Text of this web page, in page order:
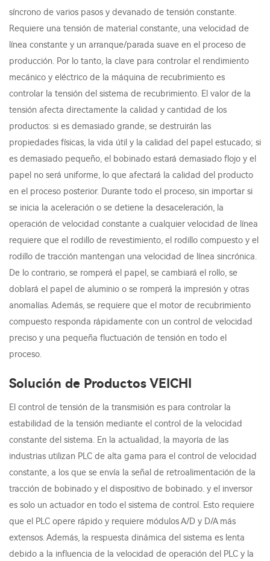
síncrono de varios pasos y devanado de tensión constante.
Requiere una tensión de material constante, una velocidad de
línea constante y un arranque/parada suave en el proceso de
producción. Por lo tanto, la clave para controlar el rendimiento
mecánico y eléctrico de la máquina de recubrimiento es
controlar la tensión del sistema de recubrimiento. El valor de la
tensión afecta directamente la calidad y cantidad de los
productos: si es demasiado grande, se destruirán las
propiedades físicas, la vida útil y la calidad del papel estucado; si
es demasiado pequeño, el bobinado estará demasiado flojo y el
papel no será uniforme, lo que afectará la calidad del producto
en el proceso posterior. Durante todo el proceso, sin importar si
se inicia la aceleración o se detiene la desaceleración, la
operación de velocidad constante a cualquier velocidad de línea
requiere que el rodillo de revestimiento, el rodillo compuesto y el
rodillo de tracción mantengan una velocidad de línea sincrónica.
De lo contrario, se romperá el papel, se cambiará el rollo, se
doblará el papel de aluminio o se romperá la impresión y otras
anomalías. Además, se requiere que el motor de recubrimiento
compuesto responda rápidamente con un control de velocidad
preciso y una pequeña fluctuación de tensión en todo el
proceso.
Solución de Productos VEICHI
El control de tensión de la transmisión es para controlar la
estabilidad de la tensión mediante el control de la velocidad
constante del sistema. En la actualidad, la mayoría de las
industrias utilizan PLC de alta gama para el control de velocidad
constante, a los que se envía la señal de retroalimentación de la
tracción de bobinado y el dispositivo de bobinado. y el inversor
es solo un actuador en todo el sistema de control. Esto requiere
que el PLC opere rápido y requiere módulos A/D y D/A más
extensos. Además, la respuesta dinámica del sistema es lenta
debido a la influencia de la velocidad de operación del PLC y la